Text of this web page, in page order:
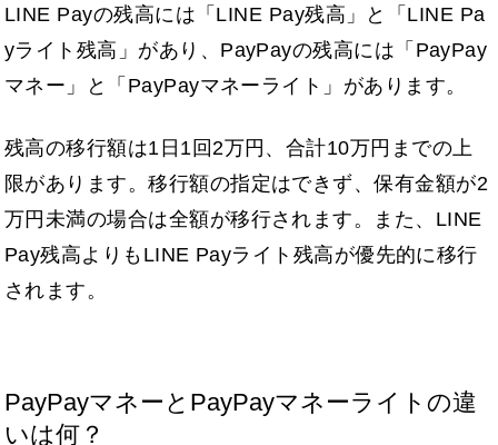
LINE Payの残高には「LINE Pay残高」と「LINE Pa
yライト残高」があり、PayPayの残高には「PayPay
マネー」と「PayPayマネーライト」があります。
残高の移行額は1日1回2万円、合計10万円までの上
限があります。移行額の指定はできず、保有金額が2
万円未満の場合は全額が移行されます。また、LINE
Pay残高よりもLINE Payライト残高が優先的に移行
されます。
PayPayマネーとPayPayマネーライトの違
いは何？